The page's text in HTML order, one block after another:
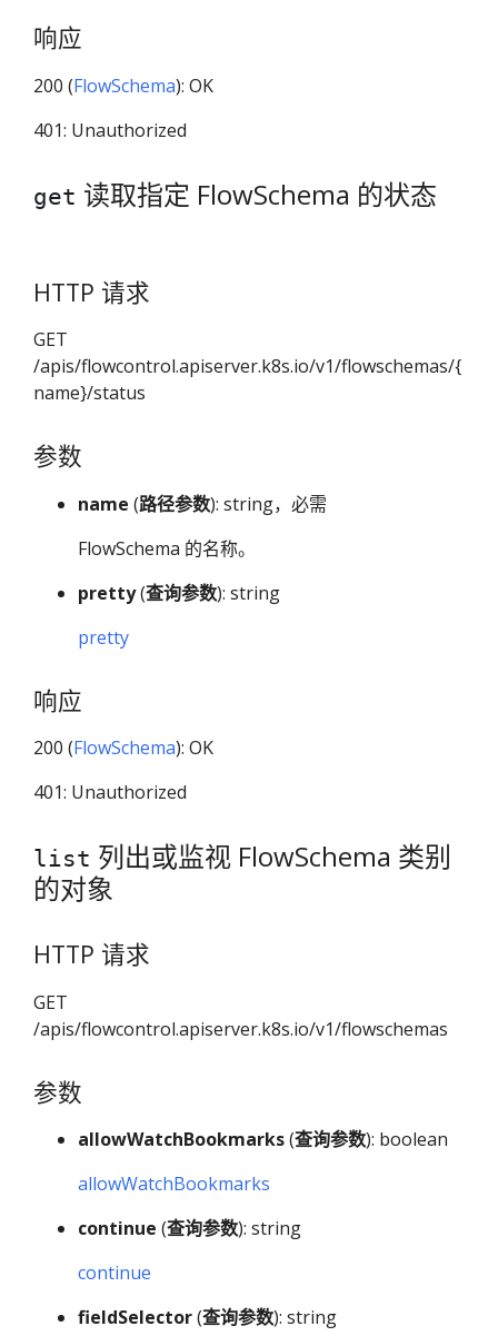
响应
200 (FlowSchema): OK
401: Unauthorized
get 读取指定 FlowSchema 的状态
HTTP 请求
GET
/apis/flowcontrol.apiserver.k8s.io/v1/flowschemas/{
name}/status
参数
name (路径参数): string，必需
FlowSchema 的名称。
pretty(查询参数): string
pretty
响应
200 (FlowSchema): OK
401: Unauthorized
list 列出或监视 FlowSchema 类别
的对象
HTTP 请求
GET
/apis/flowcontrol.apiserver.k8s.io/v1/flowschemas
参数
allowWatchBookmarks(查询参数): boolean
allowWatchBookmarks
continue (查询参数): string
continue
fieldSelector(查询参数): string